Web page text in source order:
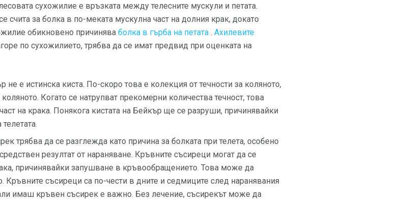
сухожилие е връзката между телесните мускули и петата.
счита за болка в по-меката мускулна част на долния крак, докато
обикновено причинява болка в гърба на петата . Ахилевите
по сухожилието, трябва да се имат предвид при оценката на
не е истинска киста. По-скоро това е колекция от течности за коляното,
Когато се натрупват прекомерни количества течност, това
на крака. Понякога кистата на Бейкър ще се разруши, причинявайки
трябва да се разглежда като причина за болката при телета, особено
резултат от нараняване. Кръвните съсиреци могат да се
причинявайки запушване в кръвообращението. Това може да
Кръвните съсиреци са по-чести в дните и седмиците след наранявания
имаш кръвен съсирек е важно. Без лечение, съсирекът може да